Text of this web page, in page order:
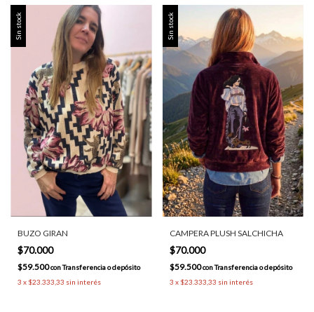
Sin stock
BUZO GIRAN
$70.000
$59.500conTransferencia o depósito
3 x $23.333,33 sin interés
Sin stock
CAMPERA PLUSH SALCHICHA
$70.000
$59.500conTransferencia o depósito
3 x $23.333,33 sin interés